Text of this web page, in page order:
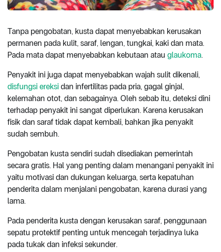
Tanpa pengobatan, kusta dapat menyebabkan kerusakan
permanen pada kulit, saraf, lengan, tungkai, kaki dan mata.
Pada mata dapat menyebabkan kebutaan atau glaukoma.
Penyakit ini juga dapat menyebabkan wajah sulit dikenali,
disfungsi ereksi dan infertilitas pada pria, gagal ginjal,
kelemahan otot, dan sebagainya. Oleh sebab itu, deteksi dini
terhadap penyakit ini sangat diperlukan. Karena kerusakan
fisik dan saraf tidak dapat kembali, bahkan jika penyakit
sudah sembuh.
Pengobatan kusta sendiri sudah disediakan pemerintah
secara gratis. Hal yang penting dalam menangani penyakit ini
yaitu motivasi dan dukungan keluarga, serta kepatuhan
penderita dalam menjalani pengobatan, karena durasi yang
lama.
Pada penderita kusta dengan kerusakan saraf, penggunaan
sepatu protektif penting untuk mencegah terjadinya luka
pada tukak dan infeksi sekunder.